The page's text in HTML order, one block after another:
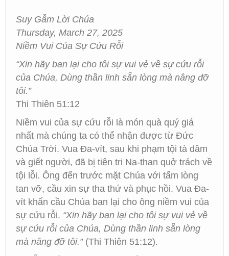
Suy Gẫm Lời Chúa
Thursday, March 27, 2025
Niềm Vui Của Sự Cứu Rỗi
“Xin hãy ban lại cho tôi sự vui vẻ về sự cứu rỗi
của Chúa, Dùng thần linh sẵn lòng mà nâng đỡ
tôi.”
Thi Thiên 51:12
Niềm vui của sự cứu rỗi là món quà quý giá
nhất mà chúng ta có thể nhận được từ Đức
Chúa Trời. Vua Đa-vít, sau khi phạm tội tà dâm
và giết người, đã bị tiên tri Na-than quở trách về
tội lỗi. Ông đến trước mặt Chúa với tấm lòng
tan vỡ, cầu xin sự tha thứ và phục hồi. Vua Đa-
vít khẩn cầu Chúa ban lại cho ông niềm vui của
sự cứu rỗi. “Xin hãy ban lại cho tôi sự vui vẻ về
sự cứu rỗi của Chúa, Dùng thần linh sẵn lòng
mà nâng đỡ tôi.”(Thi Thiên 51:12).